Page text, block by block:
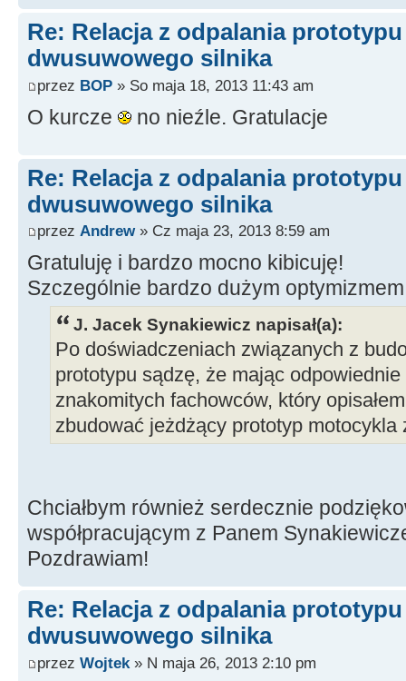
Re: Relacja z odpalania
dwusuwowego silnika
przez BOP » So maja 18, 2013 11:43 am
O kurcze no nieźle. Gratulacje
Re: Relacja z odpalania
dwusuwowego silnika
przez Andrew» Cz maja 23, 2013 8:59 am
Gratuluję i bardzo mocno kibicuję!
Szczególnie bardzo dużym
J. Jacek Synakiewicz napisał(a):
Po doświadczeniach związanych z
prototypu sądzę, że mając
znakomitych fachowców, który
zbudować jeżdżący prototyp motocykla
Chciałbym również serdecznie
współpracującym z Panem
Pozdrawiam!
Re: Relacja z odpalania
dwusuwowego silnika
przez Wojtek » N maja 26, 2013 2:10 pm